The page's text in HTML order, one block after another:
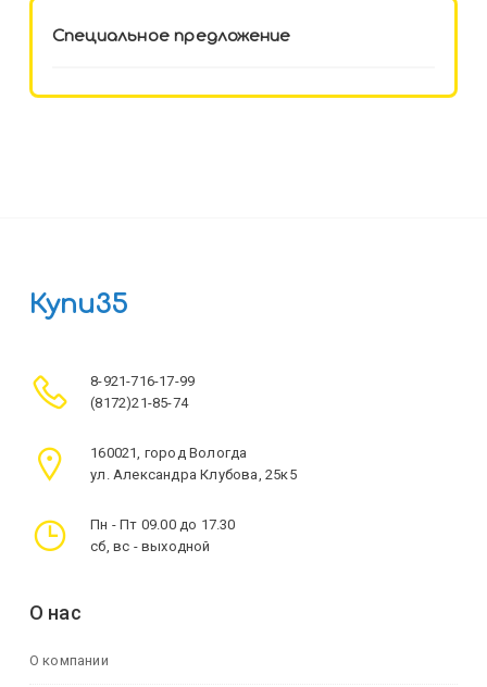
Специальное предложение
Купи35
8-921-716-17-99
(8172)21-85-74
160021, город Вологда
ул. Александра Клубова, 25к5
Пн - Пт 09.00 до 17.30
сб, вс - выходной
О нас
О компании